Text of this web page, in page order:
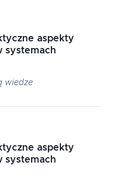
aspekty
systemach
wiedze
aspekty
systemach